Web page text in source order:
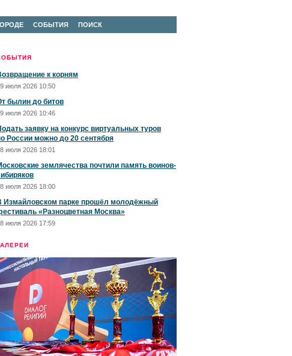
СОБЫТИЯ ПОИСК
к корням
июля 2026 10:50
былин до битов
июля 2026 10:46
заявку на конкурс виртуальных туров
России можно до 20 сентября
июля 2026 18:01
землячества почтили память воинов-
июля 2026 18:00
Измайловском парке прошёл молодёжный
«Разноцветная Москва»
июля 2026 17:59